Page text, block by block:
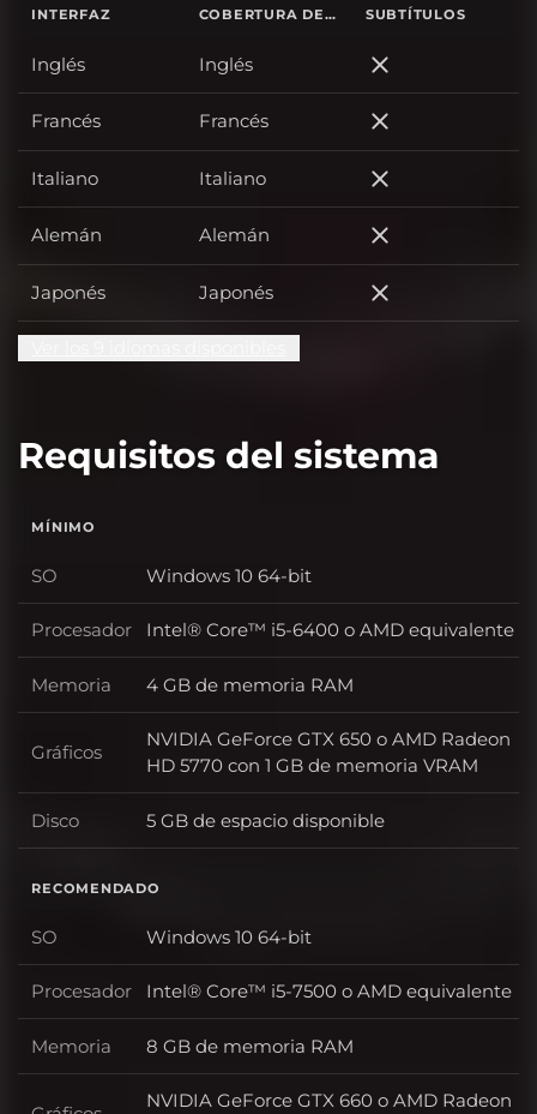
INTERFAZ COBERTURA DE SONIDO TOTAL SUBTÍTULOS
Inglés Inglés
Inglés
Francés
Francés
Francés
Italiano
Italiano
Italiano
Alemán
Alemán
Alemán
Japonés
Japonés
Japonés
Requisitos del sistema
MÍNIMO
SO SO
Windows 10 64-bit
Procesador Procesador
Intel® Core™ i5-6400 o AMD equivalente
Memoria Memoria
4 GB de memoria RAM
Gráficos Gráficos
NVIDIA GeForce GTX 650 o AMD Radeon
HD 5770 con 1 GB de memoria VRAM
Disco Disco
5 GB de espacio disponible
RECOMENDADO
SO SO
Windows 10 64-bit
Procesador Procesador
Intel® Core™ i5-7500 o AMD equivalente
Memoria Memoria
8 GB de memoria RAM
NVIDIA GeForce GTX 660 o AMD Radeon